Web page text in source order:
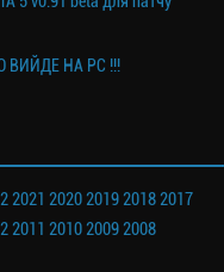
ВИЙДЕ НА PC !!!
2021 2020201920182017
2011 201020092008